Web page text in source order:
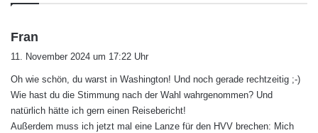
Fran
t
:
11. November 2024 um 17:22 Uhr
Oh wie schön, du warst in Washington! Und noch gerade rechtzeitig ;-)
Wie hast du die Stimmung nach der Wahl wahrgenommen? Und
natürlich hätte ich gern einen Reisebericht!
Außerdem muss ich jetzt mal eine Lanze für den HVV brechen: Mich